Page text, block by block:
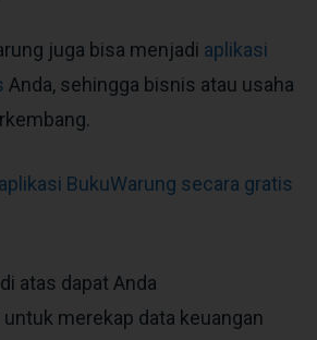
juga bisa menjadi aplikasi
Anda, sehingga bisnis atau usaha
BukuWarung secara gratis
di atas dapat Anda
merekap data keuangan